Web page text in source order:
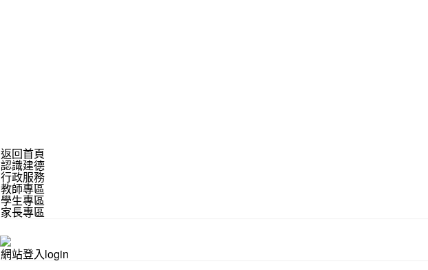
返回首頁
認識建德
行政服務
教師專區
學生專區
家長專區
網站登入login